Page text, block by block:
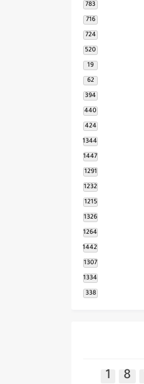
783
716
724
520
19
62
394
440
424
1344
1447
1291
1232
1215
1326
1264
1442
1307
1334
338
1 8